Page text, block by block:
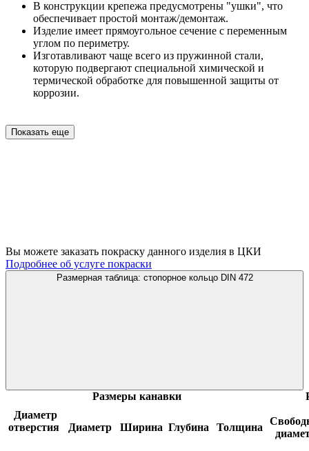
В конструкции крепежа предусмотрены "ушки", что
обеспечивает простой монтаж/демонтаж.
Изделие имеет прямоугольное сечение с переменным
углом по периметру.
Изготавливают чаще всего из пружинной стали,
которую подвергают специальной химической и
термической обработке для повышенной защиты от
коррозии.
Показать еще
Вы можете заказать покраску данного изделия в ЦКИ
Подробнее об услуге покраски
Размерная таблица: стопорное кольцо DIN 472
Диаметр
отверстия
Размеры канавки
Диаметр Ширина Глубина Толщина